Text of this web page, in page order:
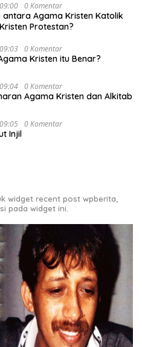
0 Komentar
Agama Kristen Katolik
Protestan?
0 Komentar
Kristen itu Benar?
0 Komentar
Agama Kristen dan Alkitab
0 Komentar
Injil
widget recent post wpberita,
pada widget ini.